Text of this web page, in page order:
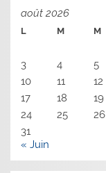
août 2026
L M M
3
4 5
10
11 12
17
18 19
24
25 26
31
« Juin